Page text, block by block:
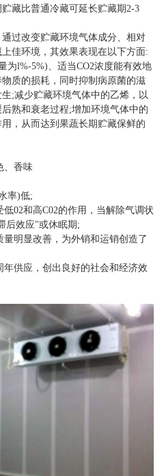
藏比普通冷藏可延长贮藏期2-3
过改变贮藏环境气体成分、相对
佳环境，其效果表现在以下方面:
为l%-5%)、适当CO2浓度能有效地
质的损耗，同时抑制病原菌的滋
;减少贮藏环境气体中的乙烯，以
熟和衰老过程;增加环境气体中的
，从而达到果蔬长期贮藏保鲜的
、香味
率)低;
02和高C02的作用，当解除气调状
后效应"或休眠期;
明显改善，为外销和运销创造了
供应，创出良好的社会和经济效